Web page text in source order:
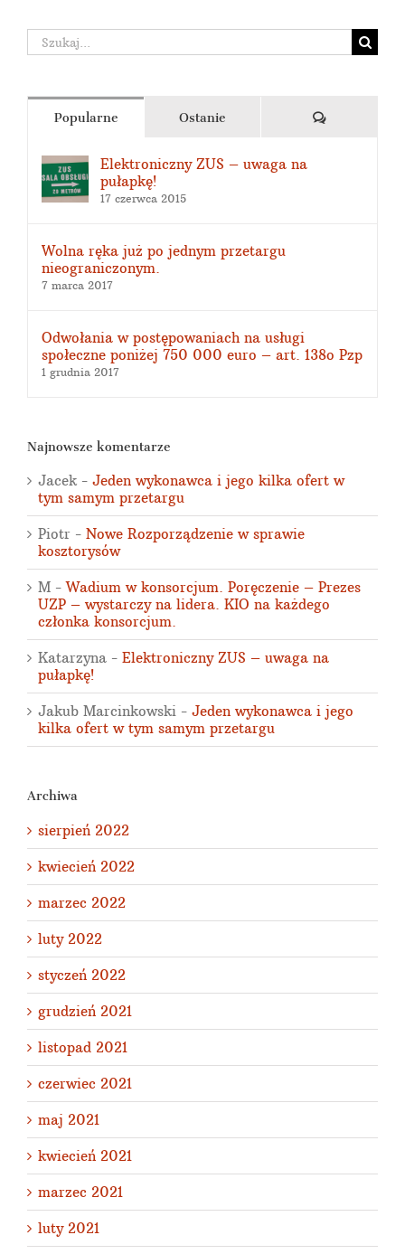
Szukaj
Popularne Ostanie Komentarze
Elektroniczny ZUS – uwaga na
pułapkę!
17 czerwca 2015
Wolna ręka już po jednym przetargu
nieograniczonym.
7 marca 2017
Odwołania w postępowaniach na usługi
społeczne poniżej 750 000 euro – art. 138o Pzp
1 grudnia 2017
Najnowsze komentarze
Jacek - Jeden wykonawca i jego kilka ofert w
tym samym przetargu
Piotr - Nowe Rozporządzenie w sprawie
kosztorysów
M -Wadium w konsorcjum. Poręczenie – Prezes
UZP – wystarczy na lidera. KIO na każdego
członka konsorcjum.
Katarzyna - Elektroniczny ZUS – uwaga na
pułapkę!
Jakub Marcinkowski - Jeden wykonawca i jego
kilka ofert w tym samym przetargu
Archiwa
sierpień 2022
kwiecień 2022
marzec 2022
luty 2022
styczeń 2022
grudzień 2021
listopad 2021
czerwiec 2021
maj 2021
kwiecień 2021
marzec 2021
luty 2021